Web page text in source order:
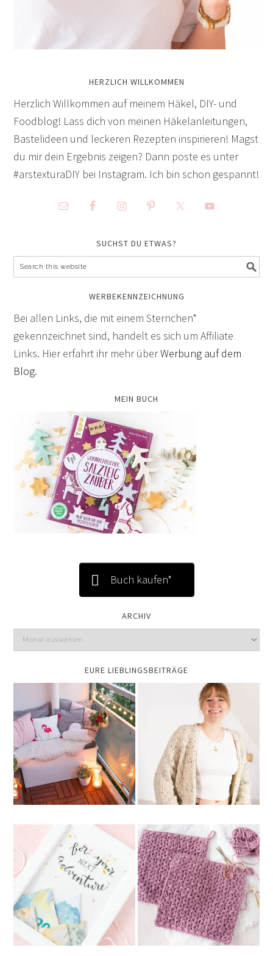
HERZLICH WILLKOMMEN
Herzlich Willkommen auf meinem Häkel, DIY- und
Foodblog! Lass dich von meinen Häkelanleitungen,
Bastelideen und leckeren Rezepten inspirieren! Magst
du mir dein Ergebnis zeigen? Dann poste es unter
#arstexturaDIY bei Instagram. Ich bin schon gespannt!
SUCHST DU ETWAS?
WERBEKENNZEICHNUNG
Bei allen Links, die mit einem Sternchen*
gekennzeichnet sind, handelt es sich um Affiliate
Links. Hier erfahrt ihr mehr überWerbung auf dem
Blog.
MEIN BUCH
Buch kaufen*
ARCHIV
EURE LIEBLINGSBEITRÄGE